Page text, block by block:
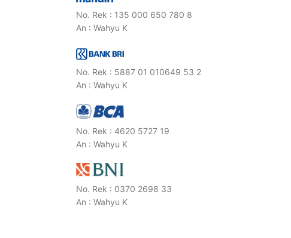
No. Rek : 135 000 650 780 8
An : Wahyu K
No. Rek : 5887 01 010649 53 2
An : Wahyu K
No. Rek : 4620 5727 19
An : Wahyu K
No. Rek : 0370 2698 33
An : Wahyu K